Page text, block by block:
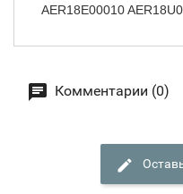
AER18E00010
Комментарии (0)